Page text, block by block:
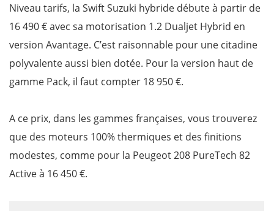
Niveau tarifs, la Swift Suzuki hybride débute à partir de
16 490 € avec sa motorisation 1.2 Dualjet Hybrid en
version Avantage. C’est raisonnable pour une citadine
polyvalente aussi bien dotée. Pour la version haut de
gamme Pack, il faut compter 18 950 €.
A ce prix, dans les gammes françaises, vous trouverez
que des moteurs 100% thermiques et des finitions
modestes, comme pour la Peugeot 208 PureTech 82
Active à 16 450 €.